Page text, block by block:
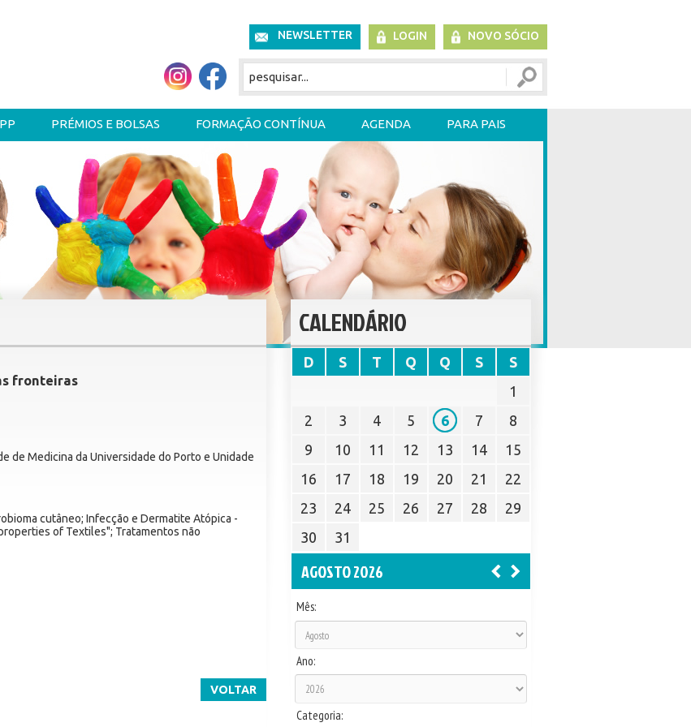
NEWSLETTER LOGIN NOVO SÓCIO
PRÉMIOS E BOLSAS FORMAÇÃO CONTÍNUA AGENDA PARA PAIS
fronteiras
de Medicina da Universidade do Porto e Unidade
cutâneo; Infecção e Dermatite Atópica -
of Textiles"; Tratamentos não
VOLTAR
CALENDÁRIO
D S T Q Q S
S
1
2
3 4 5 6 7
8
9
10 11 12 13 14
15
16
17 18 19 20 21
22
23
24 25 26 27 28
29
30
31
AGOSTO 2026
Mês:
Ano:
Categoria: